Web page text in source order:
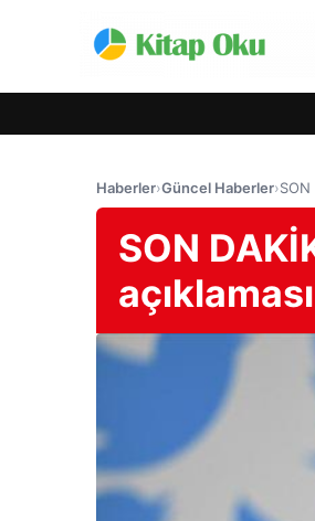
Haberler›Güncel Haberler›SON
SON